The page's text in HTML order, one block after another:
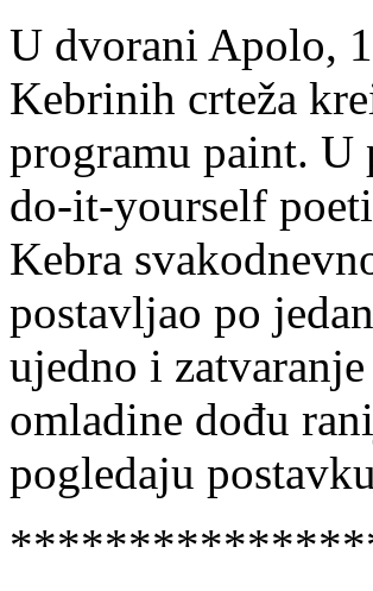
U dvorani Apolo,
Kebrinih crteža
programu paint.
do-it-yourself
Kebra
postavljao po
ujedno i
omladine dođu
pogledaju